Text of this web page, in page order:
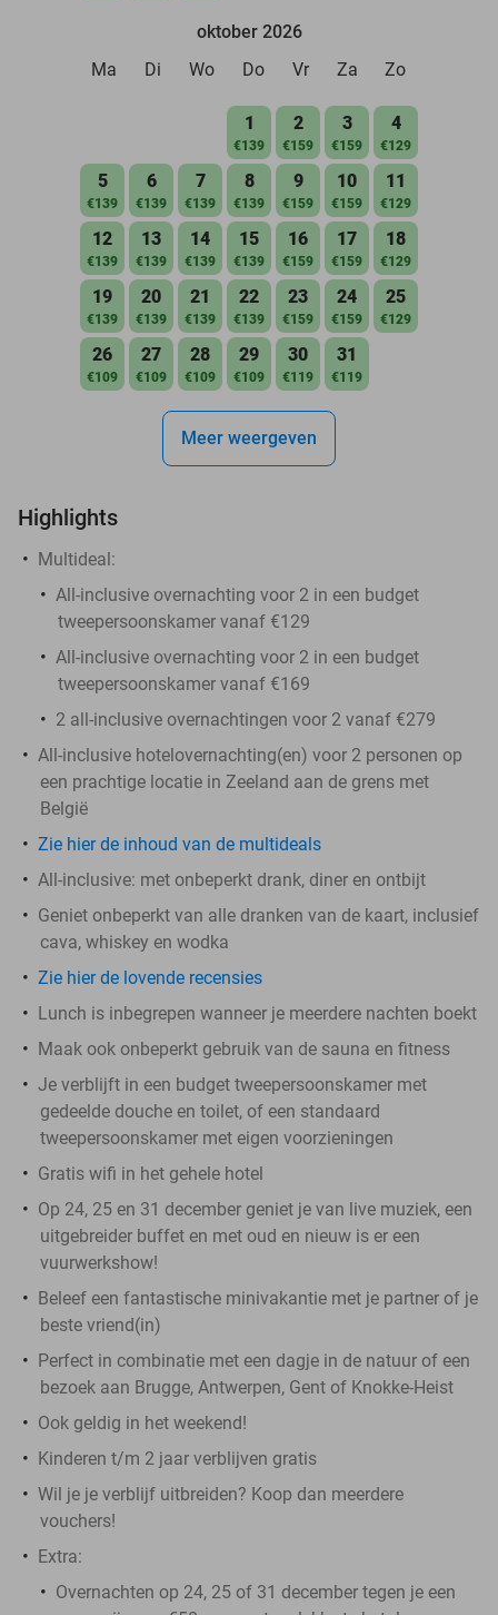
oktober 2026
Ma
Di Wo Do Vr Za Zo
1
€139
2
€159
3
€159
4
€129
5
€139
6
€139
7
€139
8
€139
9
€159
10
€159
11
€129
12
€139
13
€139
14
€139
15
€139
16
€159
17
€159
18
€129
19
€139
20
€139
21
€139
22
€139
23
€159
24
€159
25
€129
26
€109
27
€109
28
€109
29
€109
30
€119
31
€119
Meer weergeven
Highlights
Multideal:
All-inclusive overnachting voor 2 in een budget
tweepersoonskamer vanaf €129
All-inclusive overnachting voor 2 in een budget
tweepersoonskamer vanaf €169
2 all-inclusive overnachtingen voor 2 vanaf €279
All-inclusive hotelovernachting(en) voor 2 personen op
een prachtige locatie in Zeeland aan de grens met
België
Zie hier de inhoud van de multideals
All-inclusive: met onbeperkt drank, diner en ontbijt
Geniet onbeperkt van alle dranken van de kaart, inclusief
cava, whiskey en wodka
Zie hier de lovende recensies
Lunch is inbegrepen wanneer je meerdere nachten boekt
Maak ook onbeperkt gebruik van de sauna en fitness
Je verblijft in een budget tweepersoonskamer met
gedeelde douche en toilet, of een standaard
tweepersoonskamer met eigen voorzieningen
Gratis wifi in het gehele hotel
Op 24, 25 en 31 december geniet je van live muziek, een
uitgebreider buffet en met oud en nieuw is er een
vuurwerkshow!
Beleef een fantastische minivakantie met je partner of je
beste vriend(in)
Perfect in combinatie met een dagje in de natuur of een
bezoek aan Brugge, Antwerpen, Gent of Knokke-Heist
Ook geldig in het weekend!
Kinderen t/m 2 jaar verblijven gratis
Wil je je verblijf uitbreiden? Koop dan meerdere
vouchers!
Extra:
Overnachten op 24, 25 of 31 december tegen je een